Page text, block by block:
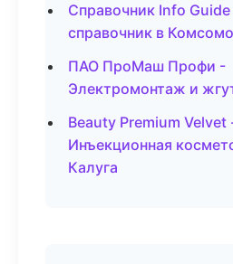
Справочник Info
справочник в
ПАО ПроМаш Профи -
Электромонтаж и
Beauty Premium Velvet
Инъекционная
Калуга